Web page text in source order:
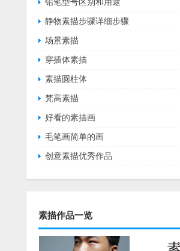
静物素描步骤详细步骤
场景素描
穿插体素描
素描圆柱体
梵高素描
好看的素描画
毛笔画简单的画
创意素描优秀作品
素描作品一览